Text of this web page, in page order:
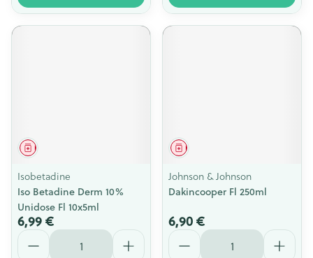
Médicament
Isobetadine
Iso Betadine Derm 10%
Unidose Fl 10x5ml
6,99 €
Quantité
Médicament
Johnson & Johnson
Dakincooper Fl 250ml
6,90 €
Quantité